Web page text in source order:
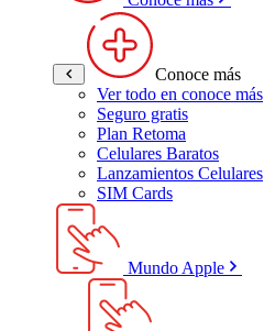
Conoce más
Ver todo en conoce más
Seguro gratis
Plan Retoma
Celulares Baratos
Lanzamientos Celulares
SIM Cards
Mundo Apple